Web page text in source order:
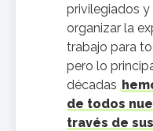
privilegiados
organizar la
trabajo para
pero lo
décadas
de todos
través de